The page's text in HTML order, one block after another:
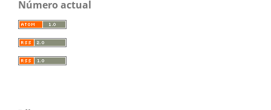
Número actual